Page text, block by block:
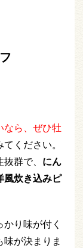
なら、ぜひ牡
ください。
群で、 にん
風炊き込みピ
り味が付く
が決まりま